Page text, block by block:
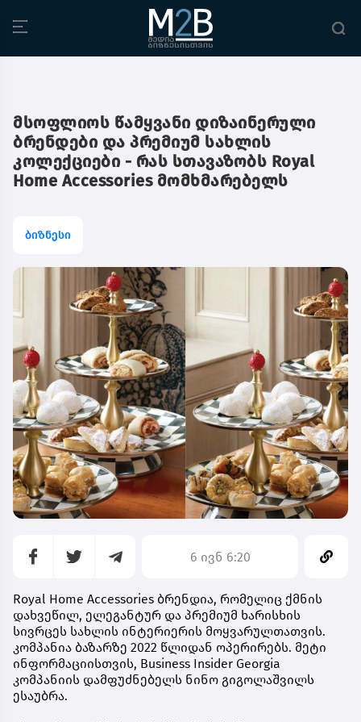
მსოფლიოს წამყვანი დიზაინერული
ბრენდები და პრემიუმ სახლის
კოლექციები - რას სთავაზობს Royal
Home Accessories მომხმარებელს
ბიზნესი
6 ივნ 6:20
Royal Home Accessories ბრენდია, რომელიც ქმნის
დახვეწილ, ელეგანტურ და პრემიუმ ხარისხის
სივრცეს სახლის ინტერიერის მოყვარულთათვის.
კომპანია ბაზარზე 2022 წლიდან ოპერირებს. მეტი
ინფორმაციისთვის, Business Insider Georgia
კომპანიის დამფუძნებელს ნინო გიგოლაშვილს
ესაუბრა.